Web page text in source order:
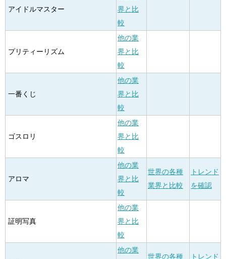
アイドルマスター
界と比
較
プリティーリズム
他の業
界と比
較
一番くじ
他の業
界と比
較
ゴスロリ
他の業
界と比
較
アロマ
他の業
界と比
較
世界の各種
業界と比較
トレンド
を確認
証明写真
他の業
界と比
較
他の業
世界の各種
トレンド